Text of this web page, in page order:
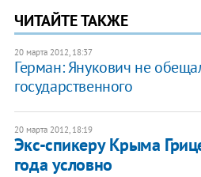
ЧИТАЙТЕ ТАКЖЕ
20 марта 2012, 18:37
Герман: Янукович не
государственного
20 марта 2012, 18:19
Экс-спикеру Крыма
года условно